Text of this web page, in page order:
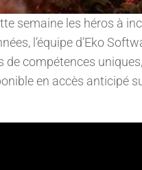
semaine les héros à
l’équipe d’Eko
compétences
en accès anticipé